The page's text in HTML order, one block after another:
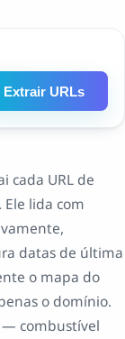
Extrair URLs
cada URL de
lida com
datas de última
o mapa do
o domínio.
— combustível